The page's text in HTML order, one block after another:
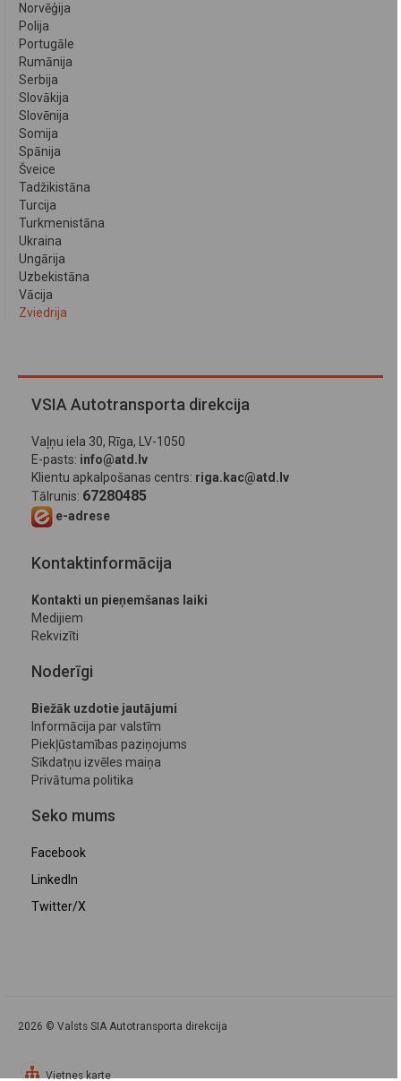
Norvēģija
Polija
Portugāle
Rumānija
Serbija
Slovākija
Slovēnija
Somija
Spānija
Šveice
Tadžikistāna
Turcija
Turkmenistāna
Ukraina
Ungārija
Uzbekistāna
Vācija
Zviedrija
VSIA Autotransporta direkcija
Vaļņu iela 30, Rīga, LV-1050
E-pasts: info@atd.lv
Klientu apkalpošanas centrs: riga.kac@atd.lv
Tālrunis: 67280485
e-adrese
Kontaktinformācija
Kontakti un pieņemšanas laiki
Medijiem
Rekvizīti
Noderīgi
Biežāk uzdotie jautājumi
Informācija par valstīm
Piekļūstamības paziņojums
Sīkdatņu izvēles maiņa
Privātuma politika
Seko mums
Facebook
LinkedIn
Twitter/X
2026 © Valsts SIA Autotransporta direkcija
Vietnes karte